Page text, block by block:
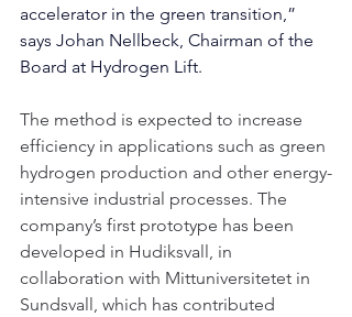
accelerator in the green transition,”
says Johan Nellbeck, Chairman of the
Board at Hydrogen Lift.
The method is expected to increase
efficiency in applications such as green
hydrogen production and other energy-
intensive industrial processes. The
company’s first prototype has been
developed in Hudiksvall, in
collaboration with Mittuniversitetet in
Sundsvall, which has contributed